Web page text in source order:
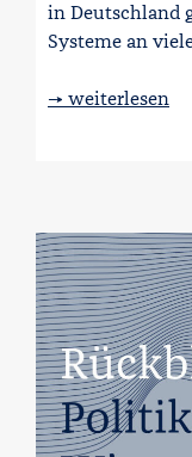
in Deutschland
Systeme an
→ weiterlesen